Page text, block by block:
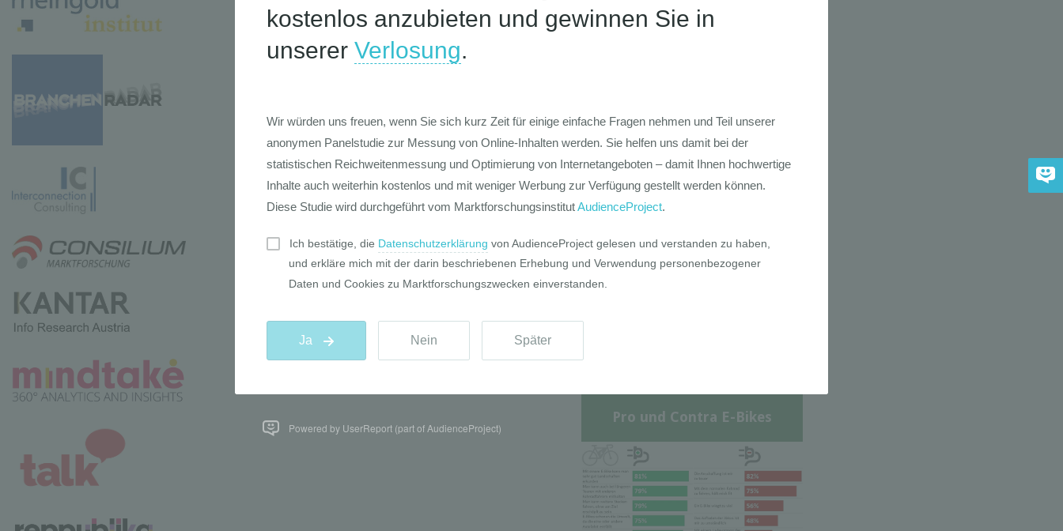
Die GIM Fahrradfahrer-
Typologie
Pro und Contra E-Bikes
Powered by UserReport (part of AudienceProject)